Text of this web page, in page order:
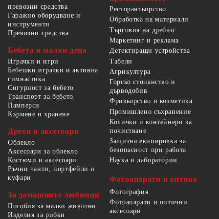
превозни средства
Гаражно оборудване и
инструменти
Превозни средства
Бебета и малки деца
Играчки и игри
Бебешки играчки и активна
гимнастика
Сигурност за бебето
Транспорт за бебето
Памперси
Кърмене и хранене
Дрехи и аксесоари
Облекло
Аксесоари за облекло
Костюми и аксесоари
Ръчни чанти, портфейли и
куфари
За домашните любимци
Пособия за малки животни
Изделия за рибки
Ресторантьорство
Обработка на материали
Търговия на дребно
Маркетинг и реклама
Детектиращи устройства
Табели
Агрикултура
Горско стопанство и
дърводобив
Фризьорство и козметика
Промишлено съхранение
Колички и контейнери за
почистване
Защитна екипировка за
безопасност при работа
Наука и лаборатории
Фотоапарати и оптика
Фотография
Фотоапарати и оптични
аксесоари